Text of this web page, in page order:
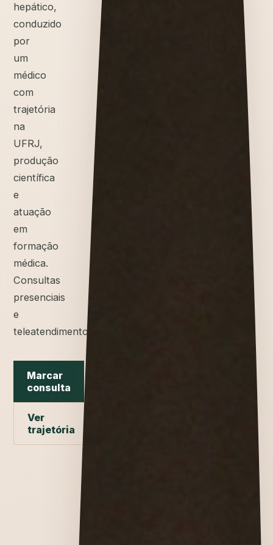
hepático,
conduzido
por
um
médico
com
trajetória
na
UFRJ,
produção
científica
e
atuação
em
formação
médica.
Consultas
presenciais
e
teleatendimento.
Marcar
consulta
Ver
trajetória